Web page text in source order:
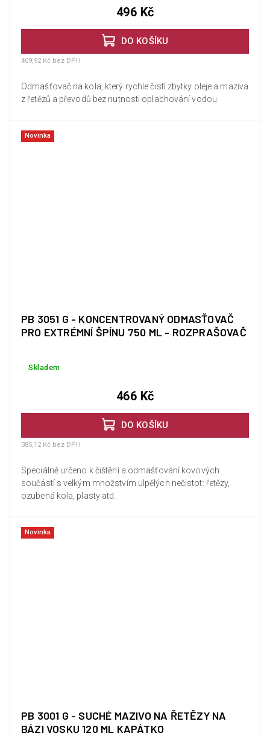
DO KOŠÍKU
409,92 Kč bez DPH
496 Kč
Odmašťovač na kola, který rychle čistí zbytky oleje a maziva
z řetězů a převodů bez nutnosti oplachování vodou.
Novinka
PB 3051 G - KONCENTROVANÝ ODMASŤOVAČ
PRO EXTRÉMNÍ ŠPÍNU 750 ML - ROZPRAŠOVAČ
Skladem
DO KOŠÍKU
385,12 Kč bez DPH
466 Kč
Speciálně určeno k čištění a odmašťování kovových
součástí s velkým množstvím ulpělých nečistot: řetězy,
ozubená kola, plasty atd.
Novinka
PB 3001 G - SUCHÉ MAZIVO NA ŘETĚZY NA
BÁZI VOSKU 120 ML KAPÁTKO